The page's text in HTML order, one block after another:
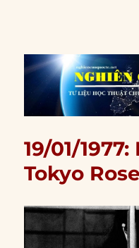
19/01/
Tokyo Rose